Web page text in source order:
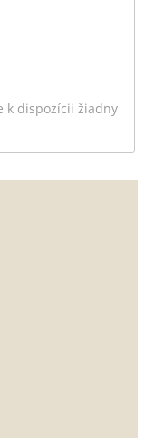
k dispozícii žiadny